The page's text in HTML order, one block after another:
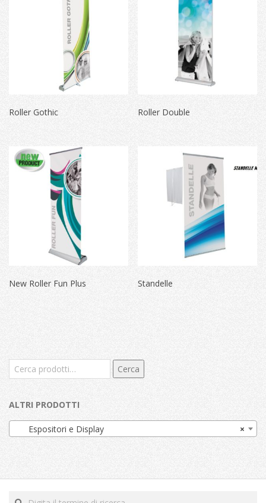
Roller Gothic Roller Double
New Roller Fun Plus Standelle
Cerca: Cerca
ALTRI PRODOTTI
×
Espositori e Display